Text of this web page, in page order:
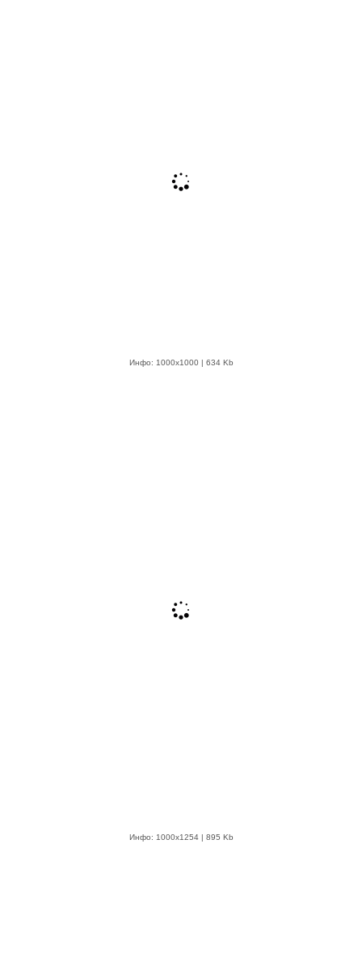
Инфо: 1000х1000 | 634 Kb
Инфо: 1000х1254 | 895 Kb